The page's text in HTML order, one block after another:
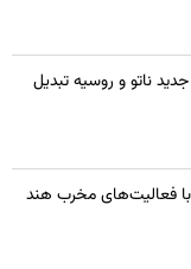
ناتو و روسیه تبدیل
با فعالیت‌های مخرب هند